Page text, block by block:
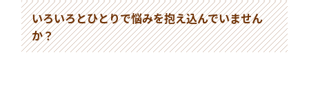
いろいろとひとりで悩みを抱え込んでいません
か？